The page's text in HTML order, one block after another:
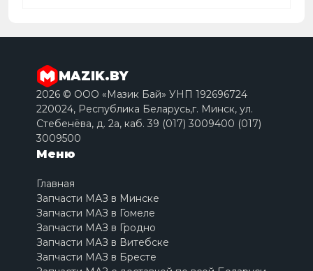
MAZIK.BY
2026 © ООО «Мазик Бай» УНП 192696724
220024, Республика Беларусь,г. Минск, ул.
Стебенёва, д. 2a, каб. 39 (017) 3009400 (017)
3009500
Меню
Главная
Запчасти МАЗ в Минске
Запчасти МАЗ в Гомеле
Запчасти МАЗ в Гродно
Запчасти МАЗ в Витебске
Запчасти МАЗ в Бресте